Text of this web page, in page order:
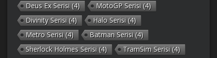
Deus Ex Serisi (4) MotoGP Serisi (4)
Divinity Serisi (4) Halo Serisi (4)
Metro Serisi (4) Batman Serisi (4)
Sherlock Holmes Serisi (4) TramSim Serisi (4)